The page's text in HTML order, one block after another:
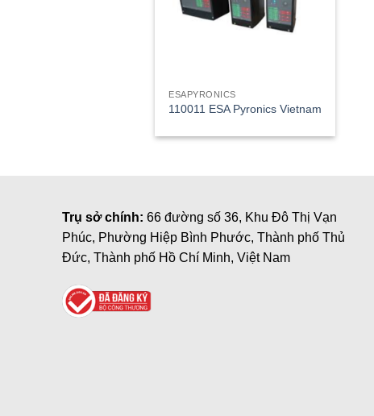
ESAPYRONICS
110011 ESA Pyronics Vietnam
Trụ sở chính: 66 đường số 36, Khu Đô Thị Vạn
Phúc, Phường Hiệp Bình Phước, Thành phố Thủ
Đức, Thành phố Hồ Chí Minh, Việt Nam